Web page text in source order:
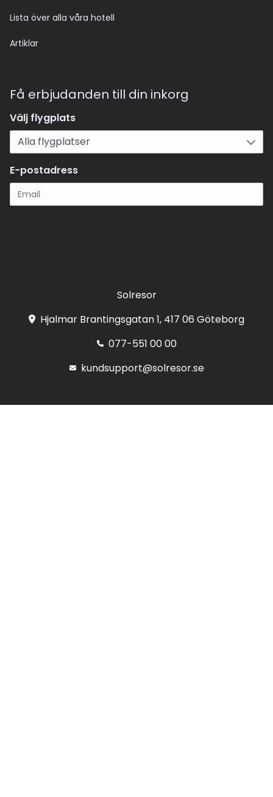
Lista över alla våra hotell
Artiklar
Få erbjudanden till din inkorg
Välj flygplats
E-postadress
Solresor
Hjalmar Brantingsgatan 1, 417 06 Göteborg
077-551 00 00
kundsupport@solresor.se